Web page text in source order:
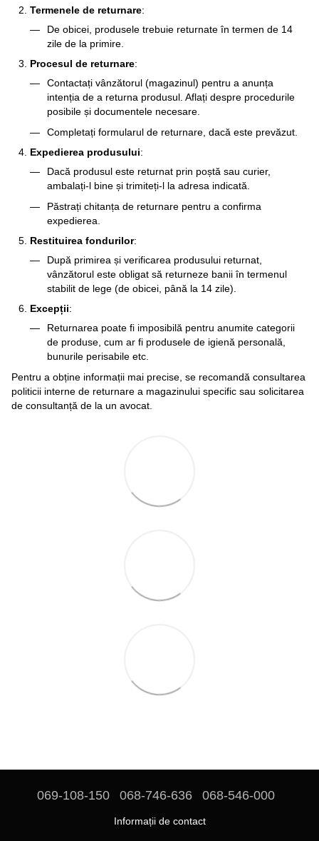
Termenele de returnare:
De obicei, produsele trebuie returnate în termen de 14
zile de la primire.
Procesul de returnare:
Contactați vânzătorul (magazinul) pentru a anunța
intenția de a returna produsul. Aflați despre procedurile
posibile și documentele necesare.
Completați formularul de returnare, dacă este prevăzut.
Expedierea produsului:
Dacă produsul este returnat prin poștă sau curier,
ambalați-l bine și trimiteți-l la adresa indicată.
Păstrați chitanța de returnare pentru a confirma
expedierea.
Restituirea fondurilor:
După primirea și verificarea produsului returnat,
vânzătorul este obligat să returneze banii în termenul
stabilit de lege (de obicei, până la 14 zile).
Excepții:
Returnarea poate fi imposibilă pentru anumite categorii
de produse, cum ar fi produsele de igienă personală,
bunurile perisabile etc.
Pentru a obține informații mai precise, se recomandă consultarea
politicii interne de returnare a magazinului specific sau solicitarea
de consultanță de la un avocat.
069-108-150 068-746-636 068-546-000
Informații de contact